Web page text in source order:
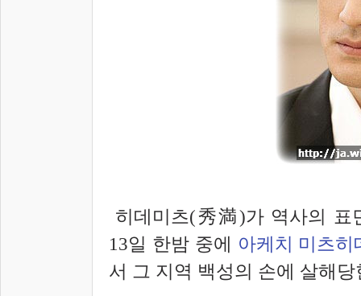
히데미츠(秀満)가 역사의 표
13일 한밤 중에 아케치 미츠히
서 그 지역 백성의 손에 살해